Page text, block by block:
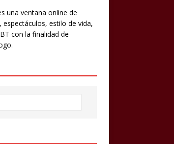
una ventana online de
estilo de vida,
con la finalidad de